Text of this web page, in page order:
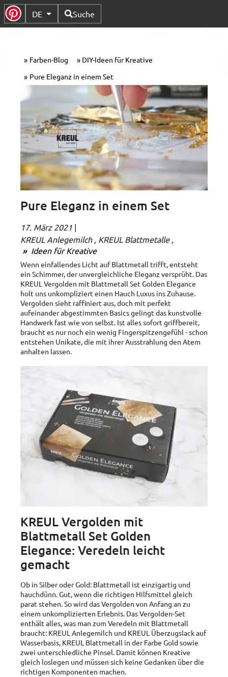
Untermenü Umschalten
DE Verfügbare Sprachen
Suche
Farben-Blog
DIY-Ideen für Kreative
Pure Eleganz in einem Set
Pure Eleganz in einem Set
17. März 2021 |
KREUL Anlegemilch KREUL Blattmetalle
Ideen für Kreative
Wenn einfallendes Licht auf Blattmetall trifft, entsteht
ein Schimmer, der unvergleichliche Eleganz versprüht. Das
KREUL Vergolden mit Blattmetall Set Golden Elegance
holt uns unkompliziert einen Hauch Luxus ins Zuhause.
Vergolden sieht raffiniert aus, doch mit perfekt
aufeinander abgestimmten Basics gelingt das kunstvolle
Handwerk fast wie von selbst. Ist alles sofort griffbereit,
braucht es nur noch ein wenig Fingerspitzengefühl - schon
entstehen Unikate, die mit ihrer Ausstrahlung den Atem
anhalten lassen.
KREUL Vergolden mit
Blattmetall Set Golden
Elegance: Veredeln leicht
gemacht
Ob in Silber oder Gold: Blattmetall ist einzigartig und
hauchdünn. Gut, wenn die richtigen Hilfsmittel gleich
parat stehen. So wird das Vergolden von Anfang an zu
einem unkomplizierten Erlebnis. Das Vergolden-Set
enthält alles, was man zum Veredeln mit Blattmetall
braucht: KREUL Anlegemilch und KREUL Überzugslack auf
Wasserbasis, KREUL Blattmetall in der Farbe Gold sowie
zwei unterschiedliche Pinsel. Damit können Kreative
gleich loslegen und müssen sich keine Gedanken über die
richtigen Komponenten machen.